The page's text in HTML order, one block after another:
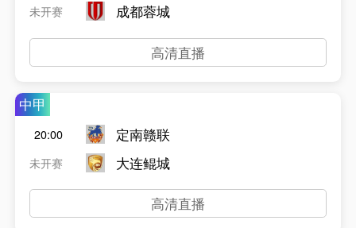
未开赛
成都蓉城
高清直播
中甲
20:00
未开赛
定南赣联
大连鲲城
高清直播